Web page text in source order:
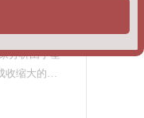
，在橡胶、
分析由于塑
收缩大的高